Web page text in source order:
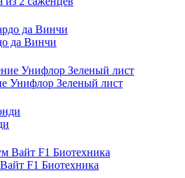
да Винчи
Унифлор Зеленый лист
F1 Биотехника